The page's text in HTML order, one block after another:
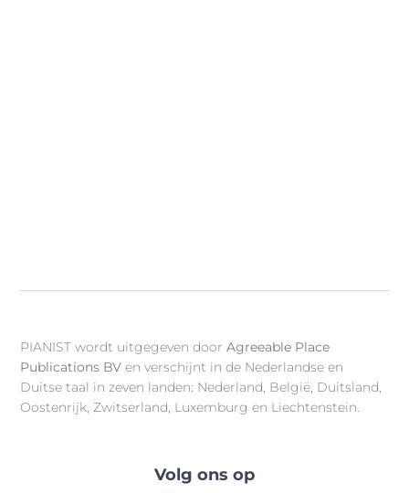
PIANIST wordt uitgegeven doorAgreeable Place
Publications BV en verschijnt in de Nederlandse en
Duitse taal in zeven landen: Nederland, België, Duitsland,
Oostenrijk, Zwitserland, Luxemburg en Liechtenstein.
Volg ons op